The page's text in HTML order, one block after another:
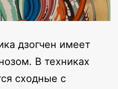
дзогчен имеет
В техниках
сходные с